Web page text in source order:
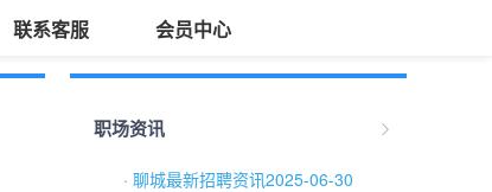
联系客服 会员中心
职场资讯
· 聊城最新招聘资讯2025-06-30